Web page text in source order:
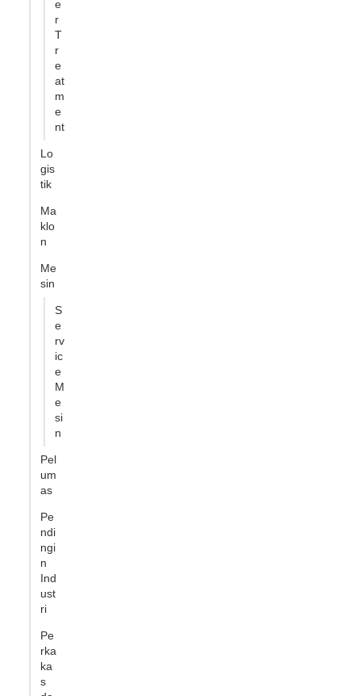
e
r
T
r
e
at
m
e
nt
Lo
gis
tik
Ma
klo
n
Me
sin
S
e
rv
ic
e
M
e
si
n
Pel
um
as
Pe
ndi
ngi
n
Ind
ust
ri
Pe
rka
ka
s